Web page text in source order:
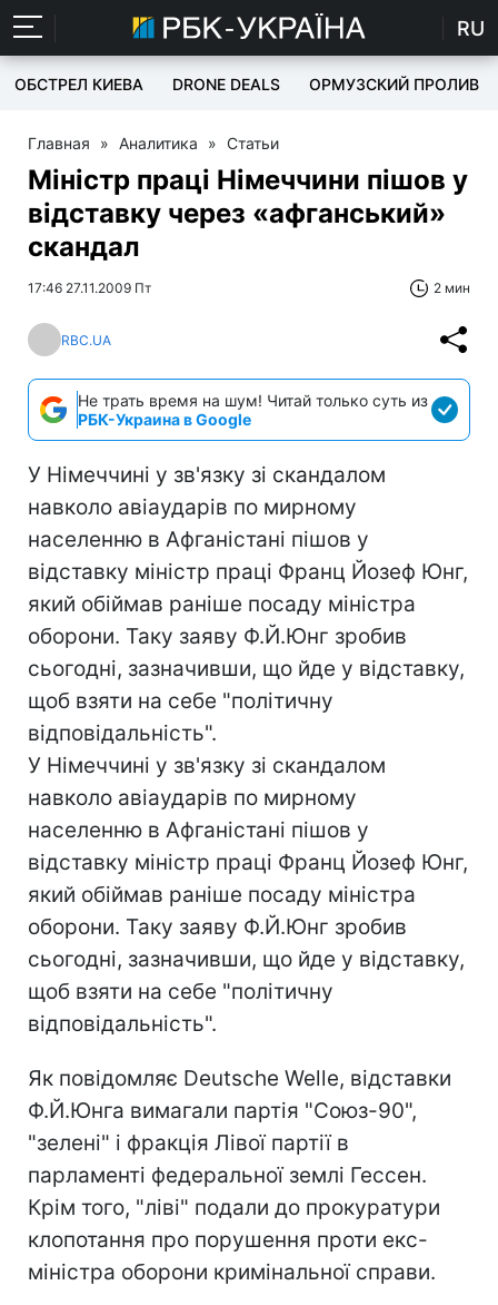
RU
ОБСТРЕЛ КИЕВА DRONE DEALS ОРМУЗСКИЙ ПРОЛИВ
Главная » Аналитика » Статьи
Міністр праці Німеччини пішов у
відставку через «афганський»
скандал
17:46 27.11.2009 Пт 2 мин
RBC.UA
Не трать время на шум! Читай только суть из
РБК-Украина в Google
У Німеччині у зв'язку зі скандалом
навколо авіаударів по мирному
населенню в Афганістані пішов у
відставку міністр праці Франц Йозеф Юнг,
який обіймав раніше посаду міністра
оборони. Таку заяву Ф.Й.Юнг зробив
сьогодні, зазначивши, що йде у відставку,
щоб взяти на себе "політичну
відповідальність".
У Німеччині у зв'язку зі скандалом
навколо авіаударів по мирному
населенню в Афганістані пішов у
відставку міністр праці Франц Йозеф Юнг,
який обіймав раніше посаду міністра
оборони. Таку заяву Ф.Й.Юнг зробив
сьогодні, зазначивши, що йде у відставку,
щоб взяти на себе "політичну
відповідальність".
Як повідомляє Deutsche Welle, відставки
Ф.Й.Юнга вимагали партія "Союз-90",
"зелені" і фракція Лівої партії в
парламенті федеральної землі Гессен.
Крім того, "ліві" подали до прокуратури
клопотання про порушення проти екс-
міністра оборони кримінальної справи.